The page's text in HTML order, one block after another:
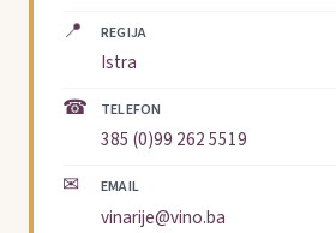
📍 REGIJA
Istra
☎ TELEFON
385 (0)99 262 5519
✉ EMAIL
vinarije@vino.ba